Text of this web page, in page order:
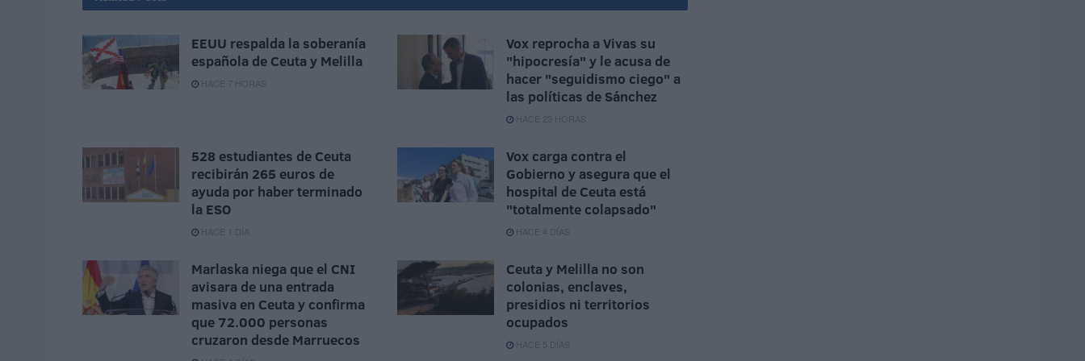
EEUU respalda la soberanía
española de Ceuta y Melilla
HACE 7 HORAS
Vox reprocha a Vivas su
"hipocresía" y le acusa de
hacer "seguidismo ciego" a
las políticas de Sánchez
HACE 23 HORAS
528 estudiantes de Ceuta
recibirán 265 euros de
ayuda por haber terminado
la ESO
HACE 1 DÍA
Vox carga contra el
Gobierno y asegura que el
hospital de Ceuta está
"totalmente colapsado"
HACE 4 DÍAS
Marlaska niega que el CNI
avisara de una entrada
masiva en Ceuta y confirma
que 72.000 personas
cruzaron desde Marruecos
Ceuta y Melilla no son
colonias, enclaves,
presidios ni territorios
ocupados
HACE 5 DÍAS